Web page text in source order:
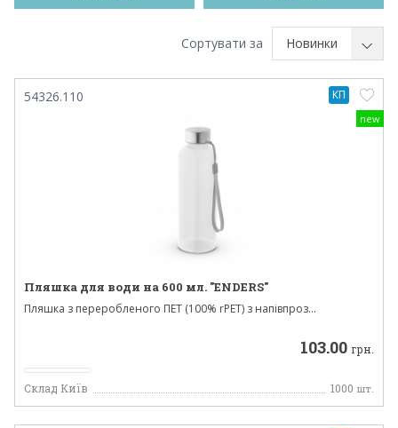
Сортувати за Новинки
new
54326.110
Пляшка для води на 600 мл. "ENDERS"
Пляшка з переробленого ПЕТ (100% rPET) з напівпроз...
103.00 грн.
Склад Київ 1000 шт.
КП